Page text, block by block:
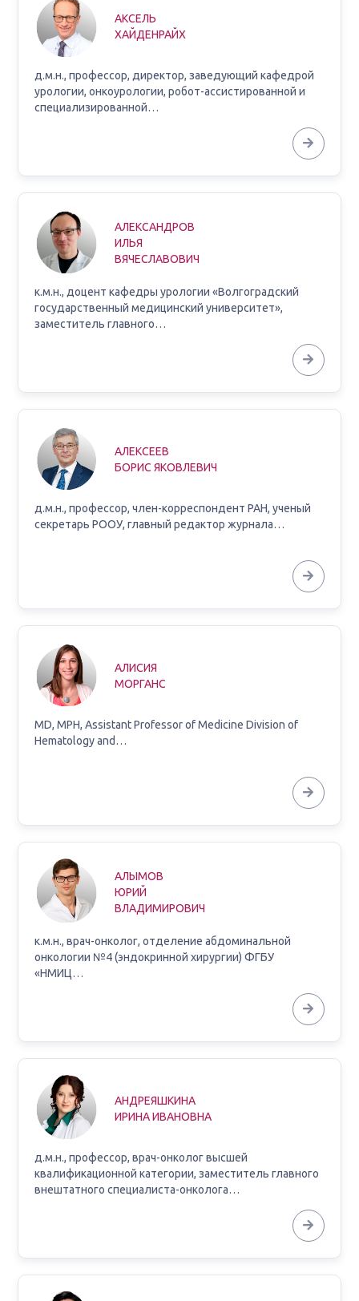
АКСЕЛЬ
ХАЙДЕНРАЙХ
д.м.н., профессор, директор, заведующий кафедрой
урологии, онкоурологии, робот-ассистированной и
специализированной…
АЛЕКСАНДРОВ
ИЛЬЯ
ВЯЧЕСЛАВОВИЧ
к.м.н., доцент кафедры урологии «Волгоградский
государственный медицинский университет»,
заместитель главного…
АЛЕКСЕЕВ
БОРИС ЯКОВЛЕВИЧ
д.м.н., профессор, член-корреспондент РАН, ученый
секретарь РООУ, главный редактор журнала…
АЛИСИЯ
МОРГАНС
MD, MPH, Assistant Professor of Medicine Division of
Hematology and…
АЛЫМОВ
ЮРИЙ
ВЛАДИМИРОВИЧ
к.м.н., врач-онколог, отделение абдоминальной
онкологии №4 (эндокринной хирургии) ФГБУ
«НМИЦ…
АНДРЕЯШКИНА
ИРИНА ИВАНОВНА
д.м.н., профессор, врач-онколог высшей
квалификационной категории, заместитель главного
внештатного специалиста-онколога…